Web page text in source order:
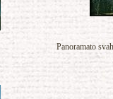
Panoramato